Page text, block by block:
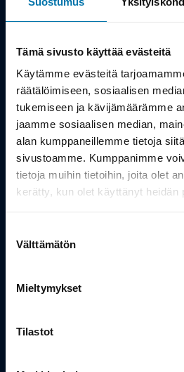
Tämä sivusto käyttää evästeitä
Käytämme evästeitä
räätälöimiseen, sosiaalisen
tukemiseen ja kävijämäärämme
jaamme sosiaalisen median,
alan kumppaneillemme tietoja
sivustoamme. Kumppanimme
tietoja muihin tietoihin, joita olet
kerätty, kun olet käyttänyt heidän
valinta
Välttämätön
Mieltymykset
Tilastot
Työsuhdepyörä
Info
Toimitus
Takuu ja